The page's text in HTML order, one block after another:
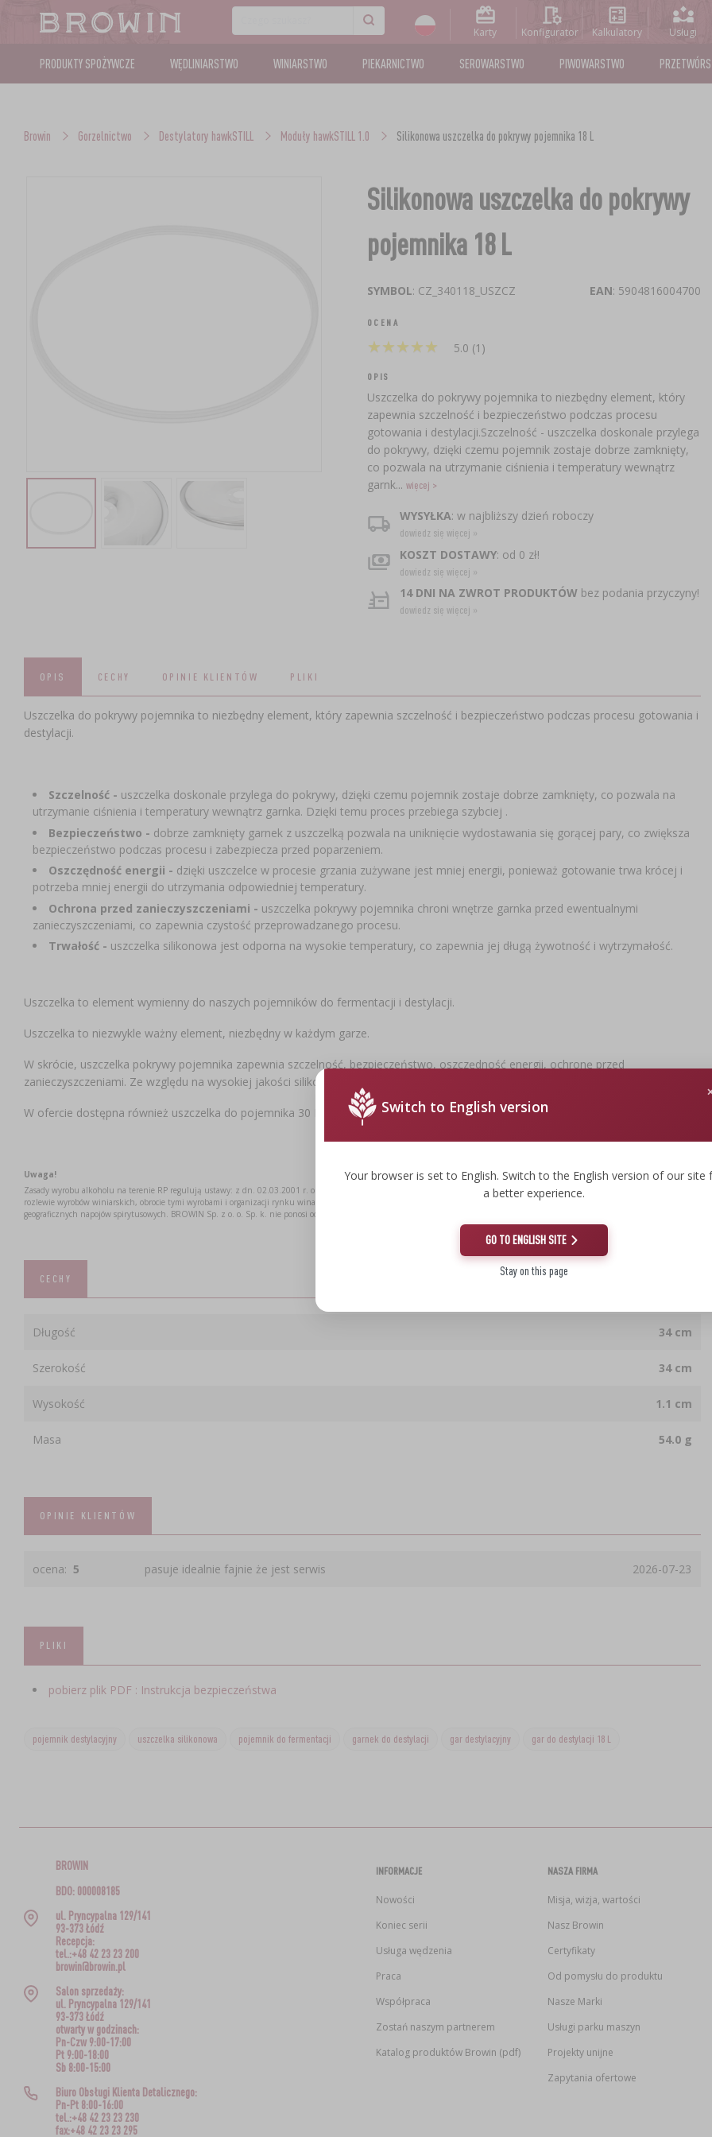
Karty Konfigurator Kalkulatory Usługi
PRODUKTY SPOŻYWCZE WĘDLINIARSTWO WINIARSTWO PIEKARNICTWO SEROWARSTWO PIWOWARSTWO
Browin Gorzelnictwo Destylatory hawkSTILL Moduły hawkSTILL 1.0 Silikonowa uszczelka do pokrywy pojemnika 18 L
Silikonowa uszczelka do pokrywy
pojemnika 18 L
SYMBOL: CZ_340118_USZCZ EAN: 5904816004700
OCENA
★★★★★
★★★★★ 5.0 (1)
OPIS
Uszczelka do pokrywy pojemnika to niezbędny element, który
zapewnia szczelność i bezpieczeństwo podczas procesu
gotowania i destylacji.Szczelność - uszczelka doskonale przylega
do pokrywy, dzięki czemu pojemnik zostaje dobrze zamknięty,
co pozwala na utrzymanie ciśnienia i temperatury wewnątrz
garnk... więcej >
WYSYŁKA: w najbliższy dzień roboczy
dowiedz się więcej »
KOSZT DOSTAWY: od 0 zł!
dowiedz się więcej »
14 DNI NA ZWROT PRODUKTÓW bez podania przyczyny!
dowiedz się więcej »
OPIS CECHY OPINIE KLIENTÓW PLIKI
Uszczelka do pokrywy pojemnika to niezbędny element, który zapewnia szczelność i bezpieczeństwo podczas procesu gotowania i
destylacji.
Szczelność - uszczelka doskonale przylega do pokrywy, dzięki czemu pojemnik zostaje dobrze zamknięty, co pozwala na
utrzymanie ciśnienia i temperatury wewnątrz garnka. Dzięki temu proces przebiega szybciej .
Bezpieczeństwo - dobrze zamknięty garnek z uszczelką pozwala na uniknięcie wydostawania się gorącej pary, co zwiększa
bezpieczeństwo podczas procesu i zabezpiecza przed poparzeniem.
Oszczędność energii - dzięki uszczelce w procesie grzania zużywane jest mniej energii, ponieważ gotowanie trwa krócej i
potrzeba mniej energii do utrzymania odpowiedniej temperatury.
Ochrona przed zanieczyszczeniami - uszczelka pokrywy pojemnika chroni wnętrze garnka przed ewentualnymi
zanieczyszczeniami, co zapewnia czystość przeprowadzanego procesu.
Trwałość - uszczelka silikonowa jest odporna na wysokie temperatury, co zapewnia jej długą żywotność i wytrzymałość.
Uszczelka to element wymienny do naszych pojemników do fermentacji i destylacji.
Uszczelka to niezwykle ważny element, niezbędny w każdym garze.
W skrócie, uszczelka pokrywy pojemnika zapewnia szczelność, bezpieczeństwo, oszczędność energii, ochronę przed
zanieczyszczeniami. Ze względu na wysokiej jakości silikon uszczelka posłuży Ci przez długi czas.
W ofercie dostępna również uszczelka do pojemnika 30 L.
Uwaga!
Zasady wyrobu alkoholu na terenie RP regulują ustawy: z dn. 02.03.2001 r. o wyrobie alkoholu etylowego oraz wytwarzaniu wyrobów tytoniowych: z dn. 12.05.2011 r. o wyrobie i
rozlewie wyrobów winiarskich, obrocie tymi wyrobami i organizacji rynku wina oraz z dn. 18.10.2006 r. o wyrobie napojów spirytusowych oraz o rejestracji i ochronie oznaczeń
geograficznych napojów spirytusowych. BROWIN Sp. z o. o. Sp. k. nie ponosi odpowiedzialności za wykorzystanie jej produktów niezgodnie z obowiązującymi przepisami prawa.
CECHY
Długość 34 cm
Szerokość 34 cm
Wysokość 1.1 cm
Masa 54.0 g
OPINIE KLIENTÓW
ocena: 5 pasuje idealnie fajnie że jest serwis 2026-07-23
PLIKI
pobierz plik PDF : Instrukcja bezpieczeństwa
pojemnik destylacyjny uszczelka silikonowa pojemnik do fermentacji garnek do destylacji gar destylacyjny gar do destylacji 18 L
Switch to English version
Your browser is set to English. Switch to the English version of our site
a better experience.
GO TO ENGLISH SITE
Stay on this page
BROWIN
BDO: 000008185
ul. Pryncypalna 129/141
93-373 Łódź
Recepcja:
tel.:+48 42 23 23 200
browin@browin.pl
Salon sprzedaży:
ul. Pryncypalna 129/141
93-373 Łódź
otwarty w godzinach:
Pn-Czw 9:00-17:00
Pt 9:00-18:00
Sb 8:00-15:00
Biuro Obsługi Klienta Detalicznego:
Pn-Pt 8:00-16:00
tel.:+48 42 23 23 230
fax:+48 42 23 23 295
INFORMACJE
Nowości
Koniec serii
Usługa wędzenia
Praca
Współpraca
Zostań naszym partnerem
Katalog produktów Browin (pdf)
NASZA FIRMA
Misja, wizja, wartości
Nasz Browin
Certyfikaty
Od pomysłu do produktu
Nasze Marki
Usługi parku maszyn
Projekty unijne
Zapytania ofertowe